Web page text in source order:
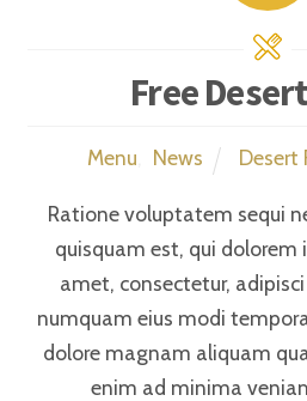
Free
Menu News Desert
Ratione voluptatem sequi
quisquam est, qui dolorem
amet, consectetur,
numquam eius modi
dolore magnam aliquam
enim ad minima